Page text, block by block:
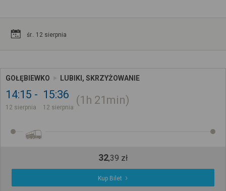
śr.. 12 sierpnia
GOŁĘBIEWKO LUBIKI, SKRZYŻOWANIE
14:15
12 sierpnia
15:36
12 sierpnia
1h 21min
32,39 zł
Kup Bilet